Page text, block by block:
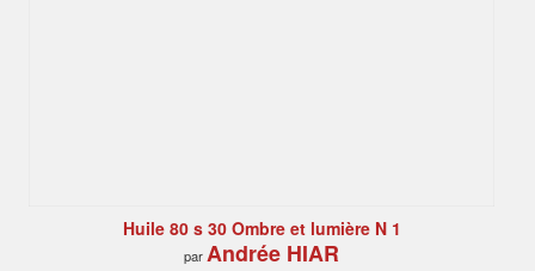
Huile 80 s 30 Ombre et lumière N 1
parAndrée HIAR